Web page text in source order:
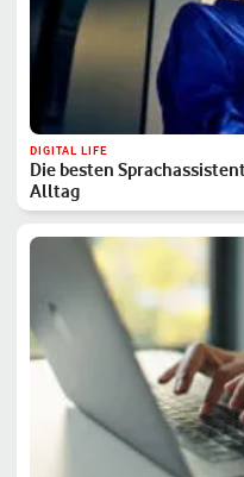
DIGITAL LIFE
Die besten
Alltag